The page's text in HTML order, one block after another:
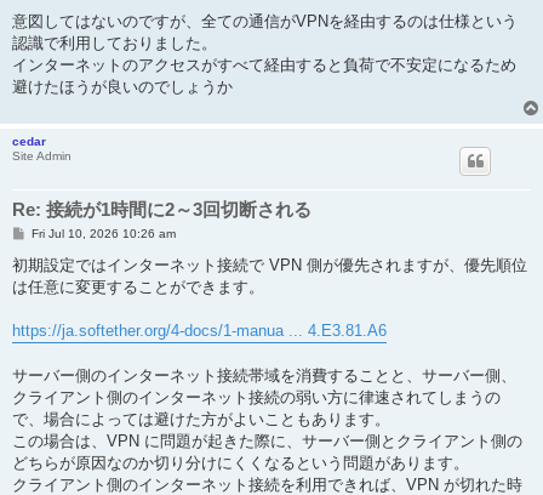
s
t
意図してはないのですが、全ての通信がVPNを経由するのは仕様という
認識で利用しておりました。
インターネットのアクセスがすべて経由すると負荷で不安定になるため
避けたほうが良いのでしょうか
cedar
Site Admin
Re: 接続が1時間に2～3回切断される
P
s
t
Fri Jul 10, 2026 10:26 am
初期設定ではインターネット接続で VPN 側が優先されますが、優先順位
は任意に変更することができます。
https://ja.softether.org/4-docs/1-manua ... 4.E3.81.A6
サーバー側のインターネット接続帯域を消費することと、サーバー側、
クライアント側のインターネット接続の弱い方に律速されてしまうの
で、場合によっては避けた方がよいこともあります。
この場合は、VPN に問題が起きた際に、サーバー側とクライアント側の
どちらが原因なのか切り分けにくくなるという問題があります。
クライアント側のインターネット接続を利用できれば、VPN が切れた時